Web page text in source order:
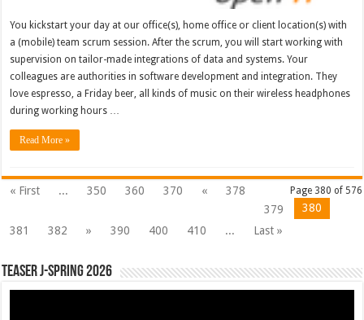
You kickstart your day at our office(s), home office or client location(s) with
a (mobile) team scrum session. After the scrum, you will start working with
supervision on tailor-made integrations of data and systems. Your
colleagues are authorities in software development and integration. They
love espresso, a Friday beer, all kinds of music on their wireless headphones
during working hours …
Read More »
Page 380 of 576
« First ... 350 360 370 «
378
379
380
381
382 » 390 400 410 ... Last »
Teaser J-Spring 2026